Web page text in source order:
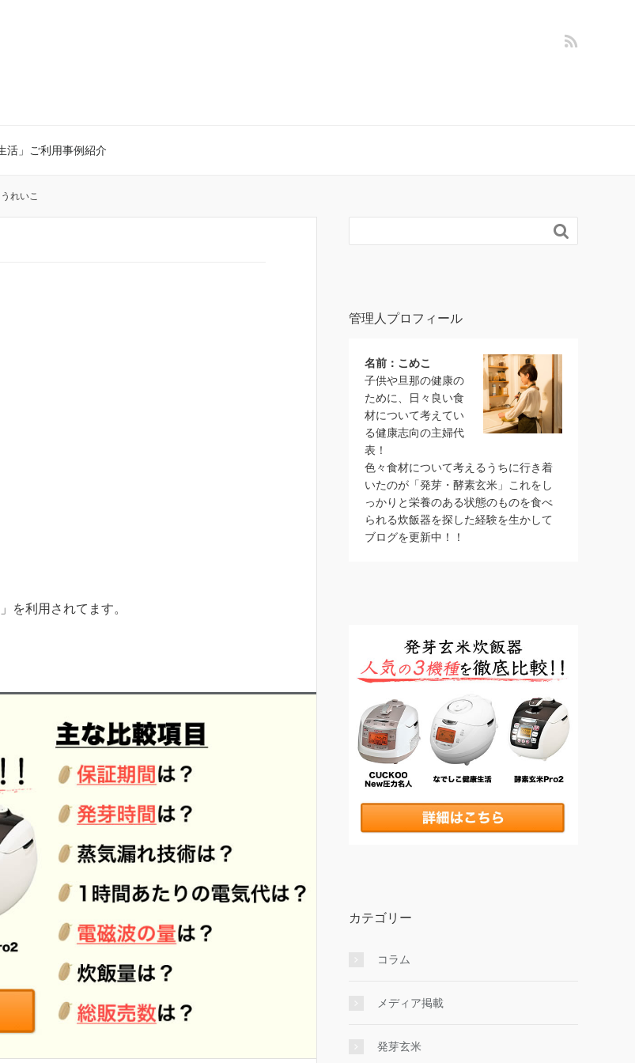
活」ご利用事例紹介
れいこ
を利用されてます。

管理人プロフィール
名前：こめこ
子供や旦那の健康の
ために、日々良い食
材について考えてい
る健康志向の主婦代
表！
色々食材について考えるうちに行き着
いたのが「発芽・酵素玄米」これをし
っかりと栄養のある状態のものを食べ
られる炊飯器を探した経験を生かして
ブログを更新中！！
カテゴリー
コラム
メディア掲載
発芽玄米